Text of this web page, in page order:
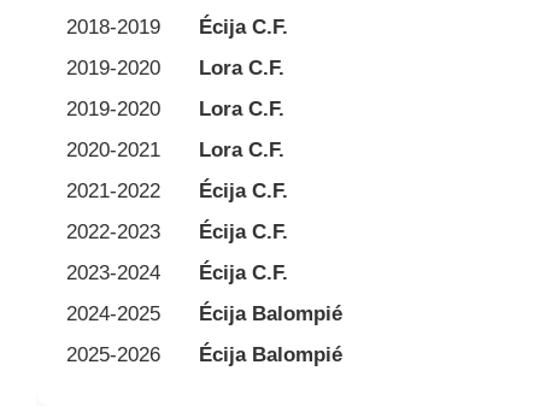
2018-2019
2019-2020
2019-2020
2020-2021
2021-2022
2022-2023
2023-2024
2024-2025
2025-2026
Écija C.F.
Lora C.F.
Lora C.F.
Lora C.F.
Écija C.F.
Écija C.F.
Écija C.F.
Écija Balompié
Écija Balompié